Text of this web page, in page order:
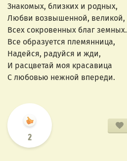
Знакомых, близких и родных,
Любви возвышенной, великой,
Всех сокровенных благ земных.
Все образуется племянница,
Надейся, радуйся и жди,
И расцветай моя красавица
С любовью нежной впереди.
2